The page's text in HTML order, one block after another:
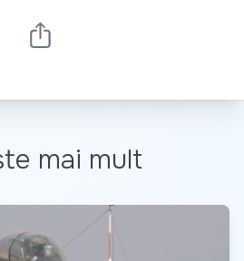
mai mult